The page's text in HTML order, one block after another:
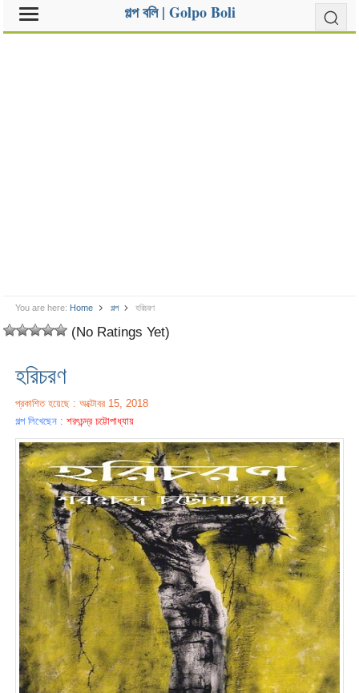
গল্প বলি | Golpo Boli
You are here: Home গল্প হরিচরণ
(No Ratings Yet)
হরিচরণ
প্রকাশিত হয়েছে : অক্টোবর 15, 2018
গল্প লিখেছেন :শরৎচন্দ্র চট্টোপাধ্যায়